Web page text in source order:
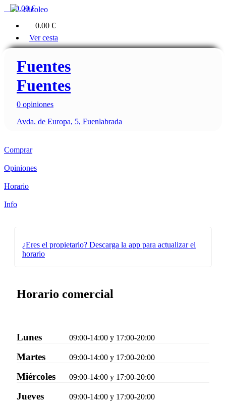
0.00 €
clicoleo
0.00 €
Ver cesta
Fuentes
Fuentes
0 opiniones
Avda. de Europa, 5, Fuenlabrada
Comprar
Opiniones
Horario
Info
¿Eres el propietario? Descarga la app para actualizar el
horario
Horario comercial
Lunes 09:00-14:00 y 17:00-20:00
Martes 09:00-14:00 y 17:00-20:00
Miércoles 09:00-14:00 y 17:00-20:00
Jueves 09:00-14:00 y 17:00-20:00